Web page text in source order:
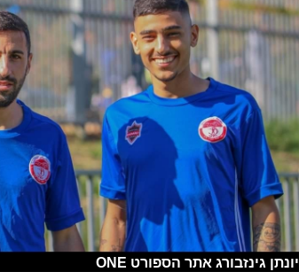
יונתן גינזבורג אתר הספורט ONE